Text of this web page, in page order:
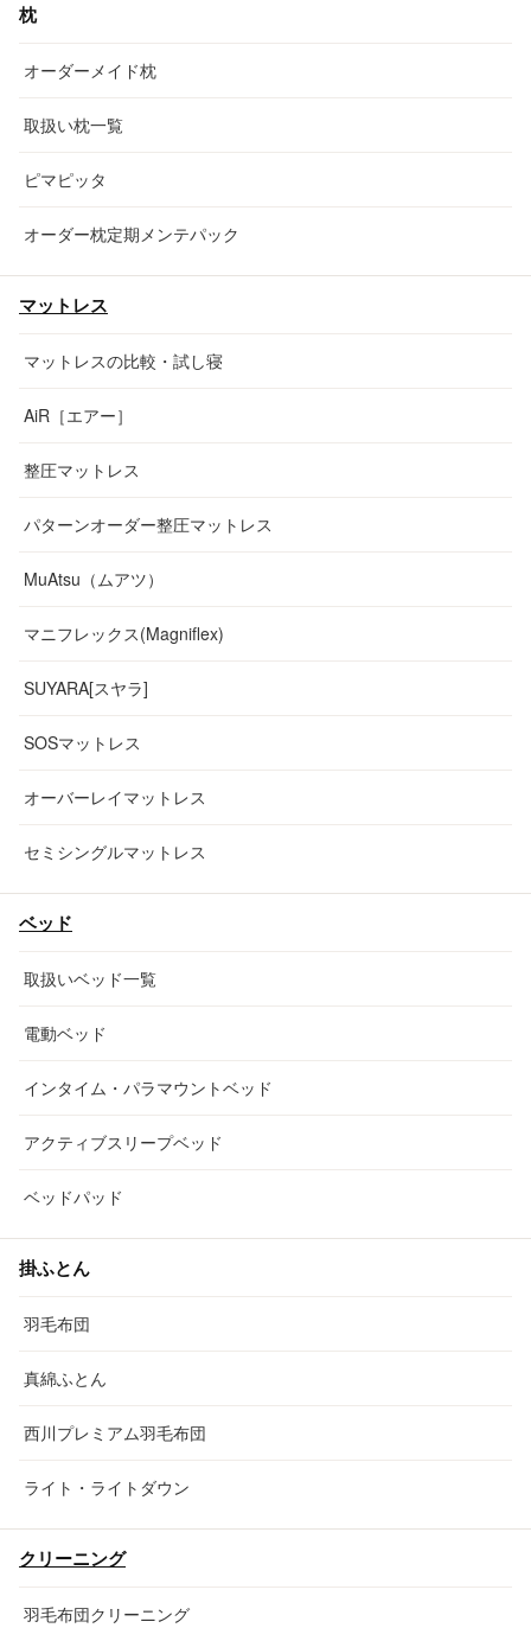
枕
オーダーメイド枕
取扱い枕一覧
ピマピッタ
オーダー枕定期メンテパック
マットレス
マットレスの比較・試し寝
AiR［エアー］
整圧マットレス
パターンオーダー整圧マットレス
MuAtsu（ムアツ）
マニフレックス(Magniflex)
SUYARA[スヤラ]
SOSマットレス
オーバーレイマットレス
セミシングルマットレス
ベッド
取扱いベッド一覧
電動ベッド
インタイム・パラマウントベッド
アクティブスリープベッド
ベッドパッド
掛ふとん
羽毛布団
真綿ふとん
西川プレミアム羽毛布団
ライト・ライトダウン
クリーニング
羽毛布団クリーニング